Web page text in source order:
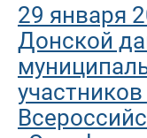
29 января
Донской